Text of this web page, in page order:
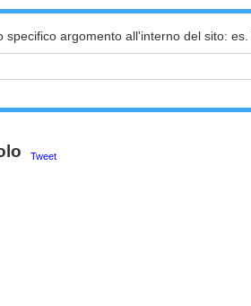
argomento all'interno del sito: es.
Tweet